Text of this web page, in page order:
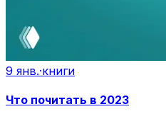
9 янв.·книги
Что почитать в 2023